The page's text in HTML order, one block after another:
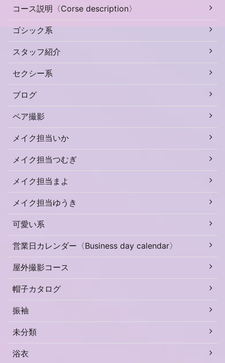
コース説明〈Corse description〉
ゴシック系
スタッフ紹介
セクシー系
ブログ
ペア撮影
メイク担当いか
メイク担当つむぎ
メイク担当まよ
メイク担当ゆうき
可愛い系
営業日カレンダー〈Business day calendar〉
屋外撮影コース
帽子カタログ
振袖
未分類
浴衣